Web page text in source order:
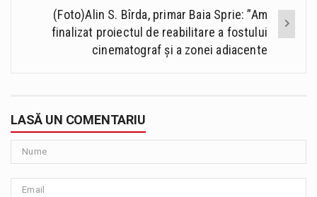
(Foto)Alin S. Bîrda, primar Baia Sprie: ”Am
finalizat proiectul de reabilitare a fostului
cinematograf și a zonei adiacente
LASĂ UN COMENTARIU